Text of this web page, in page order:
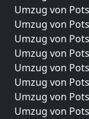
Umzug von
Umzug von
Umzug von
Umzug von
Umzug von
Umzug von
Umzug von
Umzug von